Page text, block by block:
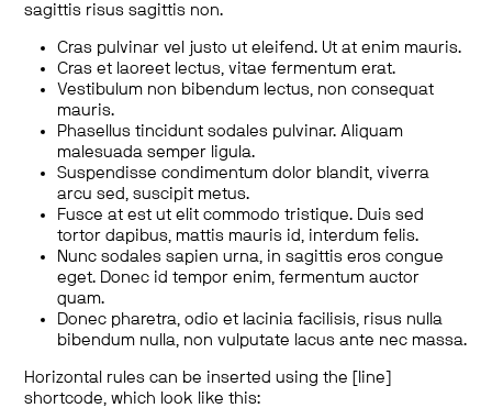
sagittis risus sagittis non.
Cras pulvinar vel justo ut eleifend. Ut at enim mauris.
Cras et laoreet lectus, vitae fermentum erat.
Vestibulum non bibendum lectus, non consequat
mauris.
Phasellus tincidunt sodales pulvinar. Aliquam
malesuada semper ligula.
Suspendisse condimentum dolor blandit, viverra
arcu sed, suscipit metus.
Fusce at est ut elit commodo tristique. Duis sed
tortor dapibus, mattis mauris id, interdum felis.
Nunc sodales sapien urna, in sagittis eros congue
eget. Donec id tempor enim, fermentum auctor
quam.
Donec pharetra, odio et lacinia facilisis, risus nulla
bibendum nulla, non vulputate lacus ante nec massa.
Horizontal rules can be inserted using the [line]
shortcode, which look like this: